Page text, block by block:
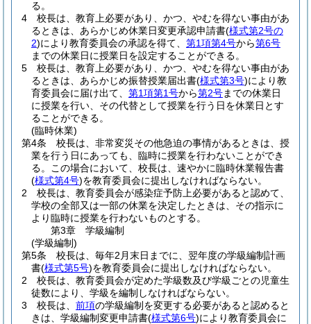
る。
4
校長は、教育上必要があり、かつ、やむを得ない事由があ
るときは、あらかじめ休業日変更承認申請書(様式第2号の
2)により教育委員会の承認を得て、 第1項第4号から第6号
までの休業日に授業日を設定することができる。
5
校長は、教育上必要があり、かつ、やむを得ない事由があ
るときは、あらかじめ振替授業届出書(様式第3号)により教
育委員会に届け出て、 第1項第1号から第2号までの休業日
に授業を行い、その代替として授業を行う日を休業日とす
ることができる。
(臨時休業)
第4条
校長は、非常変災その他急迫の事情があるときは、授
業を行う日にあっても、臨時に授業を行わないことができ
る。
この場合において、校長は、速やかに臨時休業報告書
(様式第4号)を教育委員会に提出しなければならない。
2
校長は、教育委員会が感染症予防上必要があると認めて、
学校の全部又は一部の休業を決定したときは、その指示に
より臨時に授業を行わないものとする。
第3章
学級編制
(学級編制)
第5条
校長は、毎年2月末日までに、翌年度の学級編制計画
書(様式第5号)を教育委員会に提出しなければならない。
2
校長は、教育委員会が定めた学級数及び学級ごとの児童生
徒数により、学級を編制しなければならない。
3
校長は、 前項の学級編制を変更する必要があると認めると
きは、学級編制変更申請書(様式第6号)により教育委員会に